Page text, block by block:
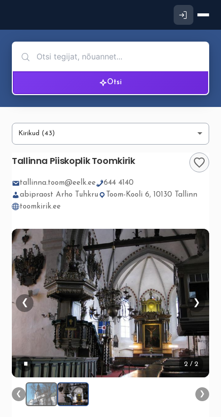
Otsi
Tallinna Piiskoplik Toomkirik
tallinna.toom@eelk.ee
644 4140
abipraost Arho Tuhkru
Toom-Kooli 6, 10130 Tallinn
toomkirik.ee
❮ ❯
2 / 2
▮▮
❮ ❯